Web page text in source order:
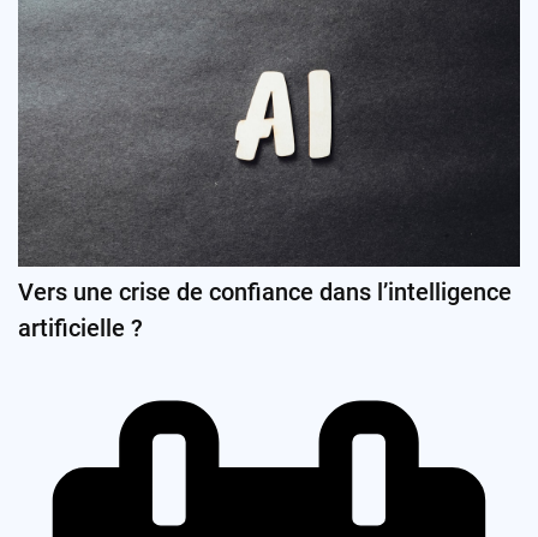
Vers une crise de confiance dans l’intelligence
artificielle ?